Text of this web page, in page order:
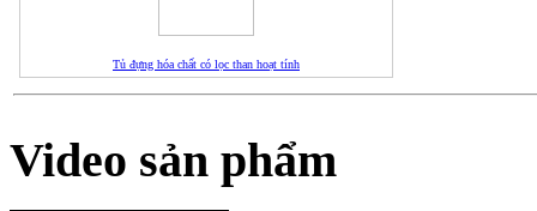
Tủ đựng hóa chất có lọc than hoạt tính
Video sản phẩm